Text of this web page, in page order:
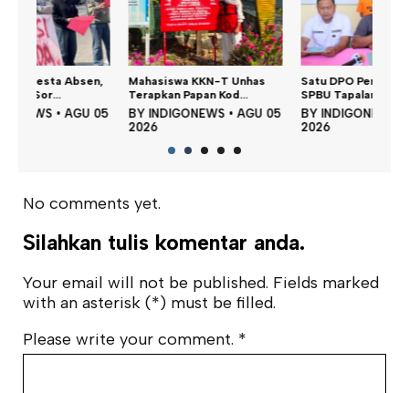
Mahasiswa KKN-T Unhas
Terapkan Papan Kod...
BY INDIGONEWS • AGU 05
Satu DPO Pengeroyokan
SPBU Tapalang Dita...
BY INDIGONEWS • AGU 05
No comments yet.
Silahkan tulis komentar anda.
Your email will not be published. Fields marked
with an asterisk (*) must be filled.
Please write your comment. *